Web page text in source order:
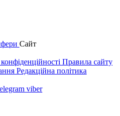
Сайт
Правила сайту
Редакційна політика
viber